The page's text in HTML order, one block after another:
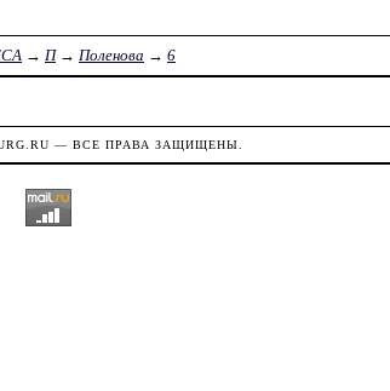
→ П→ Поленова → 6
— ВСЕ ПРАВА ЗАЩИЩЕНЫ.